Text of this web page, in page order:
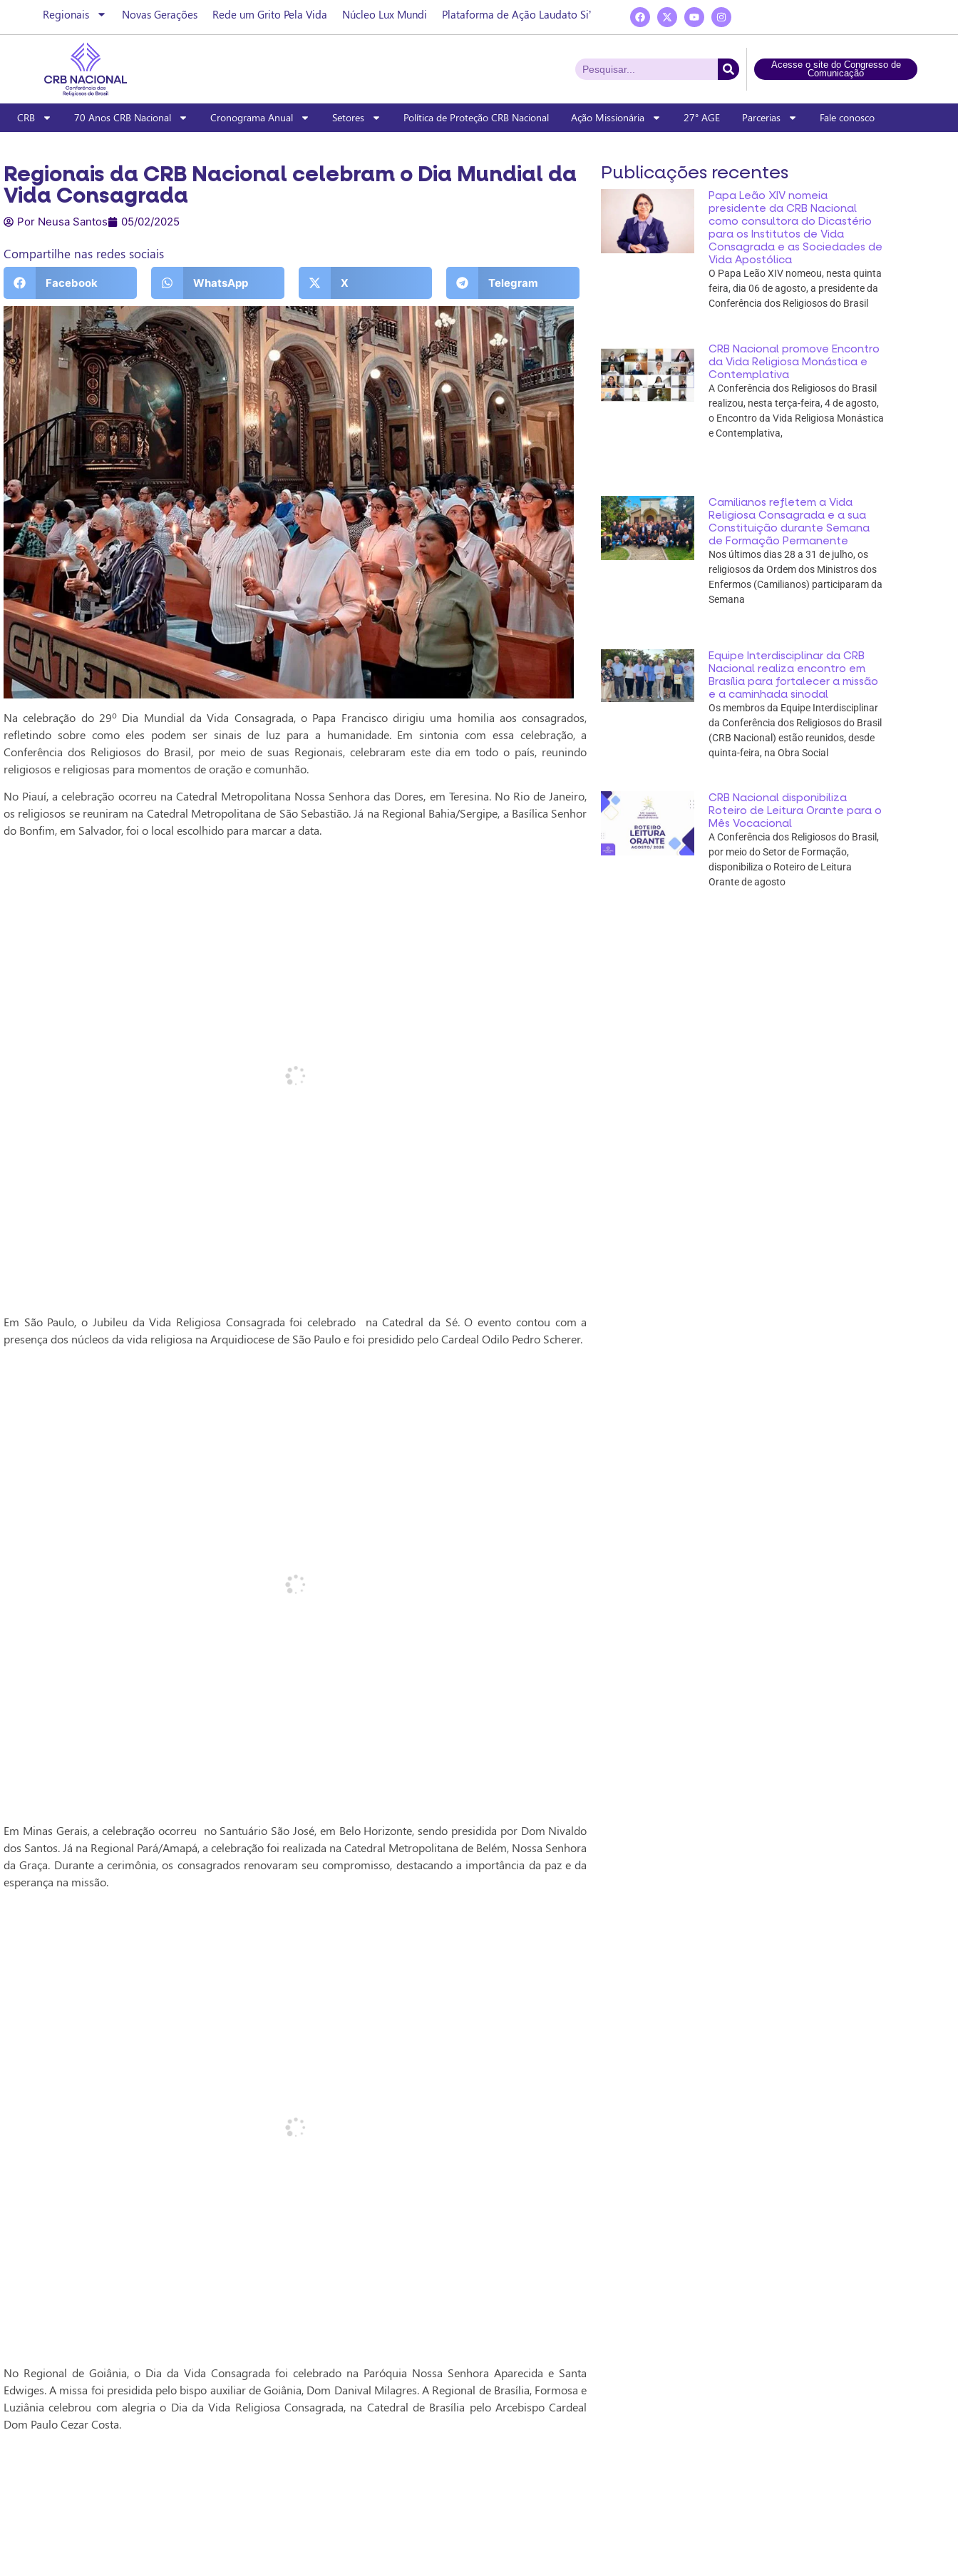
Regionais Novas Gerações Rede um Grito Pela Vida Núcleo Lux Mundi Plataforma de Ação Laudato Si’
Acesse o site do Congresso de
Comunicação
CRB 70 Anos CRB Nacional Cronograma Anual Setores Política de Proteção CRB Nacional Ação Missionária 27° AGE Parcerias Fale conosco
Regionais da CRB Nacional celebram o Dia Mundial da
Vida Consagrada
Por Neusa Santos 05/02/2025
Compartilhe nas redes sociais
Facebook WhatsApp X Telegram
Na celebração do 29º Dia Mundial da Vida Consagrada, o Papa Francisco dirigiu uma homilia aos consagrados,
refletindo sobre como eles podem ser sinais de luz para a humanidade. Em sintonia com essa celebração, a
Conferência dos Religiosos do Brasil, por meio de suas Regionais, celebraram este dia em todo o país, reunindo
religiosos e religiosas para momentos de oração e comunhão.
No Piauí, a celebração ocorreu na Catedral Metropolitana Nossa Senhora das Dores, em Teresina. No Rio de Janeiro,
os religiosos se reuniram na Catedral Metropolitana de São Sebastião. Já na Regional Bahia/Sergipe, a Basílica Senhor
do Bonfim, em Salvador, foi o local escolhido para marcar a data.
Em São Paulo, o Jubileu da Vida Religiosa Consagrada foi celebrado na Catedral da Sé. O evento contou com a
presença dos núcleos da vida religiosa na Arquidiocese de São Paulo e foi presidido pelo Cardeal Odilo Pedro Scherer.
Em Minas Gerais, a celebração ocorreu no Santuário São José, em Belo Horizonte, sendo presidida por Dom Nivaldo
dos Santos. Já na Regional Pará/Amapá, a celebração foi realizada na Catedral Metropolitana de Belém, Nossa Senhora
da Graça. Durante a cerimônia, os consagrados renovaram seu compromisso, destacando a importância da paz e da
esperança na missão.
No Regional de Goiânia, o Dia da Vida Consagrada foi celebrado na Paróquia Nossa Senhora Aparecida e Santa
Edwiges. A missa foi presidida pelo bispo auxiliar de Goiânia, Dom Danival Milagres. A Regional de Brasília, Formosa e
Luziânia celebrou com alegria o Dia da Vida Religiosa Consagrada, na Catedral de Brasília pelo Arcebispo Cardeal
Dom Paulo Cezar Costa.
Publicações recentes
Papa Leão XIV nomeia
presidente da CRB Nacional
como consultora do Dicastério
para os Institutos de Vida
Consagrada e as Sociedades de
Vida Apostólica
O Papa Leão XIV nomeou, nesta quinta
feira, dia 06 de agosto, a presidente da
Conferência dos Religiosos do Brasil
CRB Nacional promove Encontro
da Vida Religiosa Monástica e
Contemplativa
A Conferência dos Religiosos do Brasil
realizou, nesta terça-feira, 4 de agosto,
o Encontro da Vida Religiosa Monástica
e Contemplativa,
Camilianos refletem a Vida
Religiosa Consagrada e a sua
Constituição durante Semana
de Formação Permanente
Nos últimos dias 28 a 31 de julho, os
religiosos da Ordem dos Ministros dos
Enfermos (Camilianos) participaram da
Semana
Equipe Interdisciplinar da CRB
Nacional realiza encontro em
Brasília para fortalecer a missão
e a caminhada sinodal
Os membros da Equipe Interdisciplinar
da Conferência dos Religiosos do Brasil
(CRB Nacional) estão reunidos, desde
quinta-feira, na Obra Social
CRB Nacional disponibiliza
Roteiro de Leitura Orante para o
Mês Vocacional
A Conferência dos Religiosos do Brasil,
por meio do Setor de Formação,
disponibiliza o Roteiro de Leitura
Orante de agosto